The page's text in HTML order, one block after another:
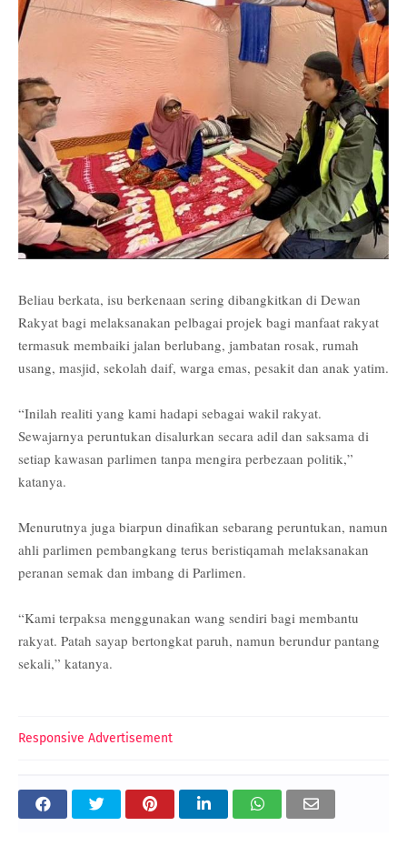
Beliau berkata, isu berkenaan sering dibangkitkan di Dewan
Rakyat bagi melaksanakan pelbagai projek bagi manfaat rakyat
termasuk membaiki jalan berlubang, jambatan rosak, rumah
usang, masjid, sekolah daif, warga emas, pesakit dan anak yatim.
“Inilah realiti yang kami hadapi sebagai wakil rakyat.
Sewajarnya peruntukan disalurkan secara adil dan saksama di
setiap kawasan parlimen tanpa mengira perbezaan politik,”
katanya.
Menurutnya juga biarpun dinafikan sebarang peruntukan, namun
ahli parlimen pembangkang terus beristiqamah melaksanakan
peranan semak dan imbang di Parlimen.
“Kami terpaksa menggunakan wang sendiri bagi membantu
rakyat. Patah sayap bertongkat paruh, namun berundur pantang
sekali,” katanya.
Responsive Advertisement